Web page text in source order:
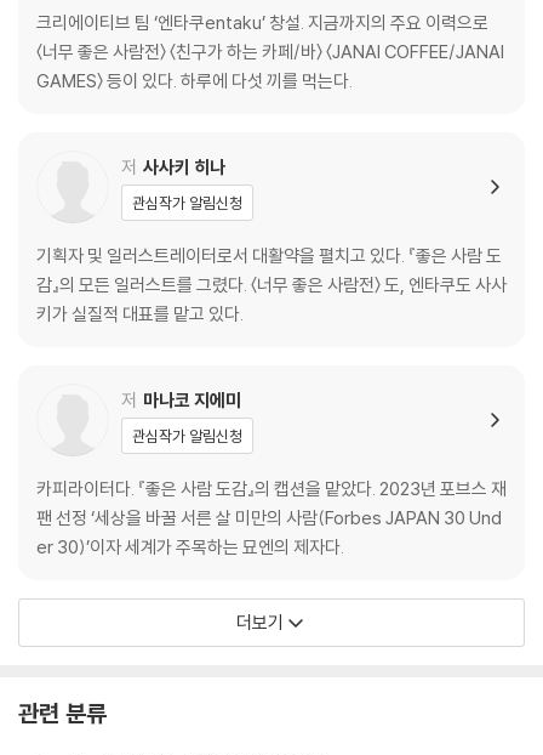
이 너무나 많습니다. 그들 덕분에 오늘 하루도 몇 번이고 가슴이 따뜻해졌
습니다. 이 책은 당신이 놓치고 있었던 사소한 순간들을 떠올리게 할 것입
니다. 여기 수집된 100명의 좋은 사람은 분명 당신과 당신 주변 사람들 모
크리에이티브 팀 ‘엔타쿠entaku’ 창설. 지금까지의 주요 이력으로
〈너무 좋은 사람전〉 〈친구가 하는 카페/바〉 〈JANAI COFFEE/JANAI
GAMES〉 등이 있다. 하루에 다섯 끼를 먹는다.
저 사사키 히나
관심작가 알림신청
기획자 및 일러스트레이터로서 대활약을 펼치고 있다. 『좋은 사람 도
감』의 모든 일러스트를 그렸다. 〈너무 좋은 사람전〉 도, 엔타쿠도 사사
키가 실질적 대표를 맡고 있다.
저 마나코 지에미
관심작가 알림신청
카피라이터다. 『좋은 사람 도감』의 캡션을 맡았다. 2023년 포브스 재
팬 선정 ‘세상을 바꿀 서른 살 미만의 사람(Forbes JAPAN 30 Und
er 30)’이자 세계가 주목하는 묘엔의 제자다.
더보기
관련 분류